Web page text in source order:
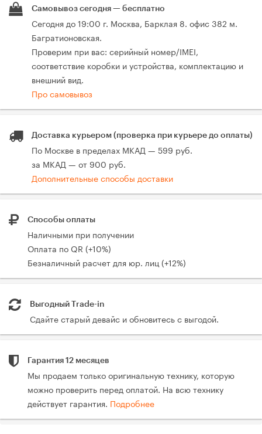
Самовывоз сегодня — бесплатно
Сегодня до 19:00 г. Москва, Барклая 8. офис 382 м.
Багратионовская.
Проверим при вас: серийный номер/IMEI,
соответствие коробки и устройства, комплектацию и
внешний вид.
Про самовывоз
Доставка курьером (проверка при курьере до оплаты)
По Москве в пределах МКАД — 599 руб.
за МКАД — от 900 руб.
Дополнительные способы доставки
Способы оплаты
Наличными при получении
Оплата по QR (+10%)
Безналичный расчет для юр. лиц (+12%)
Выгодный Trade-in
Сдайте старый девайс и обновитесь с выгодой.
Гарантия 12 месяцев
Мы продаем только оригинальную технику, которую
можно проверить перед оплатой. На всю технику
действует гарантия. Подробнее